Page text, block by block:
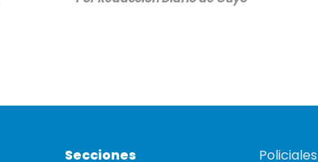
Secciones Policiales